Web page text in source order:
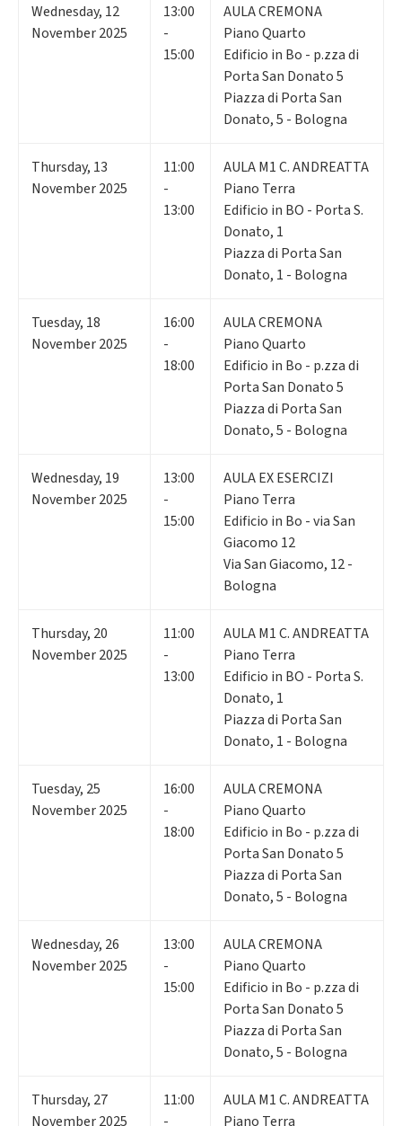
Wednesday, 12
November 2025
13:00
-
15:00
AULA CREMONA
Piano Quarto
Edificio in Bo - p.zza di
Porta San Donato 5
Piazza di Porta San
Donato, 5 - Bologna
Thursday, 13
November 2025
11:00
-
13:00
AULA M1 C. ANDREATTA
Piano Terra
Edificio in BO - Porta S.
Donato, 1
Piazza di Porta San
Donato, 1 - Bologna
Tuesday, 18
November 2025
16:00
-
18:00
AULA CREMONA
Piano Quarto
Edificio in Bo - p.zza di
Porta San Donato 5
Piazza di Porta San
Donato, 5 - Bologna
Wednesday, 19
November 2025
13:00
-
15:00
AULA EX ESERCIZI
Piano Terra
Edificio in Bo - via San
Giacomo 12
Via San Giacomo, 12 -
Bologna
Thursday, 20
November 2025
11:00
-
13:00
AULA M1 C. ANDREATTA
Piano Terra
Edificio in BO - Porta S.
Donato, 1
Piazza di Porta San
Donato, 1 - Bologna
Tuesday, 25
November 2025
16:00
-
18:00
AULA CREMONA
Piano Quarto
Edificio in Bo - p.zza di
Porta San Donato 5
Piazza di Porta San
Donato, 5 - Bologna
Wednesday, 26
November 2025
13:00
-
15:00
AULA CREMONA
Piano Quarto
Edificio in Bo - p.zza di
Porta San Donato 5
Piazza di Porta San
Donato, 5 - Bologna
Thursday, 27
November 2025
11:00
-
AULA M1 C. ANDREATTA
Piano Terra